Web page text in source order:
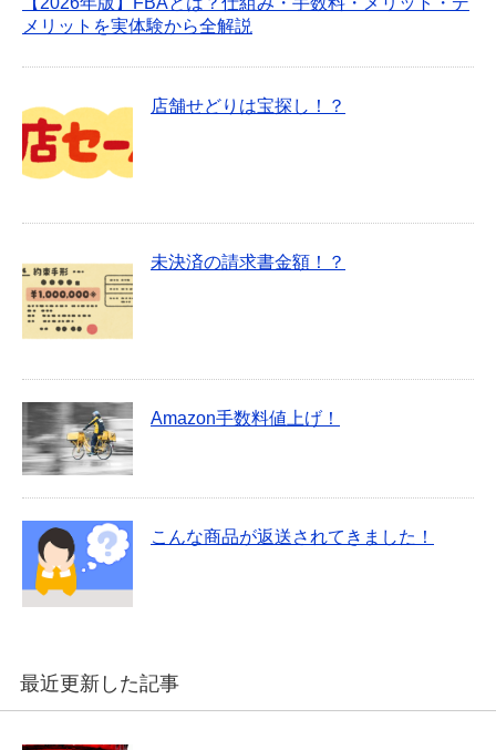
メリットを実体験から全解説
店舗せどりは宝探し！？
未決済の請求書金額！？
Amazon手数料値上げ！
こんな商品が返送されてきました！
最近更新した記事